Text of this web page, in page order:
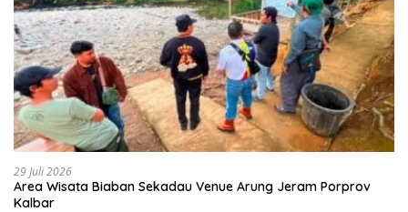
29 Juli 2026
Area Wisata Biaban Sekadau Venue Arung Jeram Porprov
Kalbar